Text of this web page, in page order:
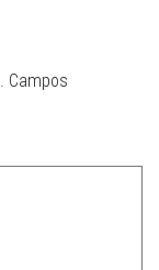
Campos